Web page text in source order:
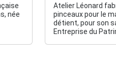
née
Atelier Léonard
pinceaux pour le
détient, pour son
Entreprise du